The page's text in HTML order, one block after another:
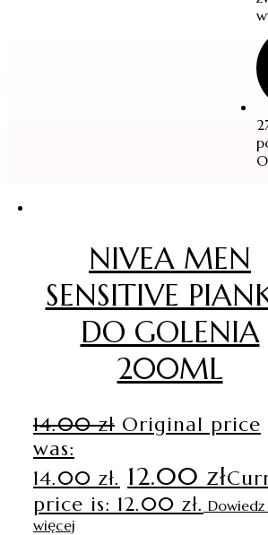
NIVEA MEN
SENSITIVE
DO GOLENIA
200ML
14.00zł Original price
was:
14.00 zł. 12.00 zł
price is: 12.00 zł. Dowiedz
więcej